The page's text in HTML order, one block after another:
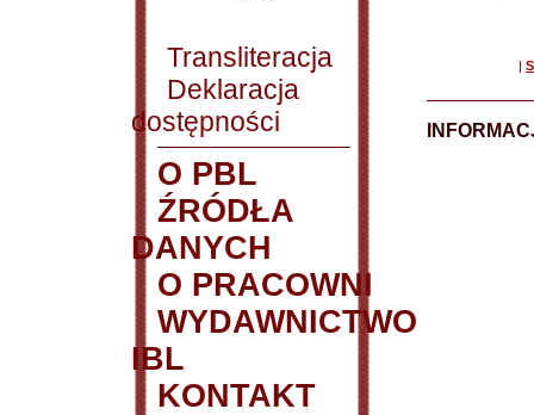
Transliteracja
Deklaracja
dostępności
O PBL
ŹRÓDŁA
DANYCH
O PRACOWNI
WYDAWNICTWO
IBL
KONTAKT
|